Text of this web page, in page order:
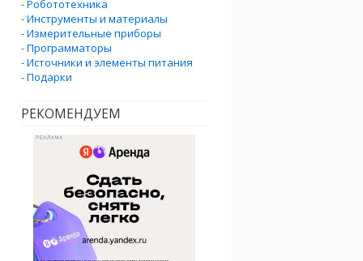
-Робототехника
-Инструменты и материалы
-Измерительные приборы
-Программаторы
-Источники и элементы питания
-Подарки
РЕКОМЕНДУЕМ